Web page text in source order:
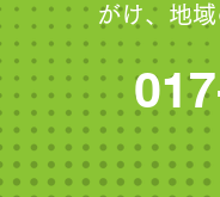
がけ、地